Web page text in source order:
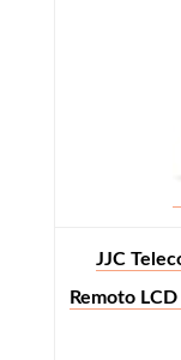
JJC
Remoto